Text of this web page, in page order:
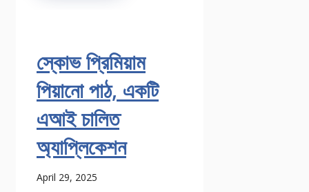
স্কোভ প্রিমিয়াম
পিয়ানো পাঠ, একটি
এআই চালিত
অ্যাপ্লিকেশন
April 29, 2025